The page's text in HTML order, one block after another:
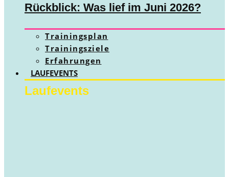
Rückblick: Was lief im Juni 2026?
Trainingsplan
Trainingsziele
Erfahrungen
LAUFEVENTS
Laufevents